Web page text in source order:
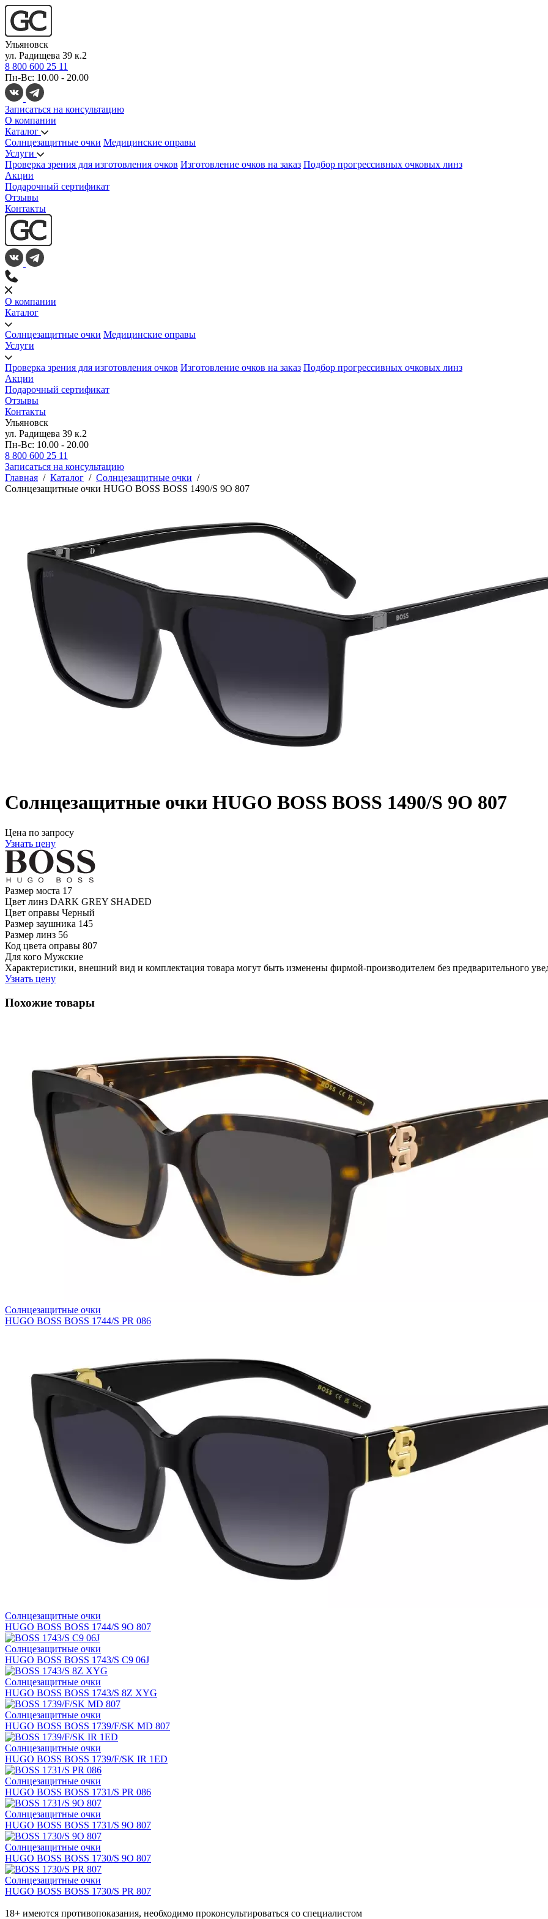
Ульяновск
ул. Радищева 39 к.2
8 800 600 25 11
Пн-Вс: 10.00 - 20.00
Записаться на консультацию
О компании
Каталог
Солнцезащитные очки Медицинские оправы
Услуги
Проверка зрения для изготовления очков Изготовление очков на заказ Подбор прогрессивных очковых линз
Акции
Подарочный сертификат
Отзывы
Контакты
О компании
Каталог
Солнцезащитные очки Медицинские оправы
Услуги
Проверка зрения для изготовления очков Изготовление очков на заказ Подбор прогрессивных очковых линз
Акции
Подарочный сертификат
Отзывы
Контакты
Ульяновск
ул. Радищева 39 к.2
Пн-Вс: 10.00 - 20.00
8 800 600 25 11
Записаться на консультацию
Главная / Каталог / Солнцезащитные очки /
Солнцезащитные очки HUGO BOSS BOSS 1490/S 9O 807
Солнцезащитные очки HUGO BOSS BOSS 1490/S 9O 807
Цена по запросу
Узнать цену
Размер моста 17
Цвет линз DARK GREY SHADED
Цвет оправы Черный
Размер заушника 145
Размер линз 56
Код цвета оправы 807
Для кого Мужские
Характеристики, внешний вид и комплектация товара могут быть изменены фирмой-производителем без предварительного
Узнать цену
Похожие товары
Солнцезащитные очки
HUGO BOSS BOSS 1744/S PR 086
Солнцезащитные очки
HUGO BOSS BOSS 1744/S 9O 807
Солнцезащитные очки
HUGO BOSS BOSS 1743/S C9 06J
Солнцезащитные очки
HUGO BOSS BOSS 1743/S 8Z XYG
Солнцезащитные очки
HUGO BOSS BOSS 1739/F/SK MD 807
Солнцезащитные очки
HUGO BOSS BOSS 1739/F/SK IR 1ED
Солнцезащитные очки
HUGO BOSS BOSS 1731/S PR 086
Солнцезащитные очки
HUGO BOSS BOSS 1731/S 9O 807
Солнцезащитные очки
HUGO BOSS BOSS 1730/S 9O 807
Солнцезащитные очки
HUGO BOSS BOSS 1730/S PR 807
18+ имеются противопоказания, необходимо проконсультироваться со специалистом